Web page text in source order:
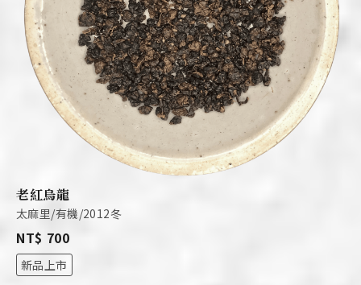
老紅烏龍
太麻里/有機/2012冬
NT$ 700
新品上市